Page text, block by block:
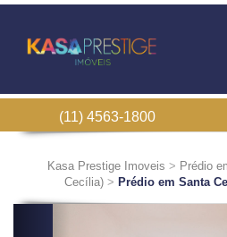
(11) 4563-1800
Kasa Prestige Imoveis > Prédio
Cecília) > Prédio em Santa